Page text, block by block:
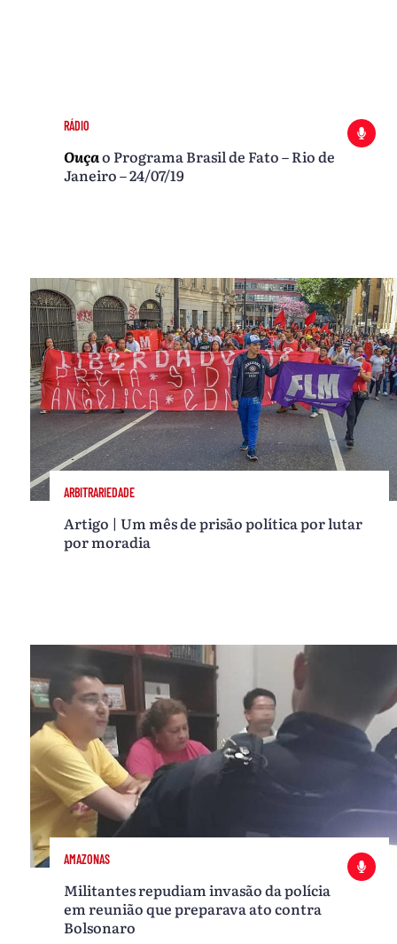
RÁDIO
Ouçao Programa Brasil de Fato – Rio de
Janeiro – 24/07/19
ARBITRARIEDADE
Artigo | Um mês de prisão política por lutar
por moradia
AMAZONAS
Militantes repudiam invasão da polícia
em reunião que preparava ato contra
Bolsonaro